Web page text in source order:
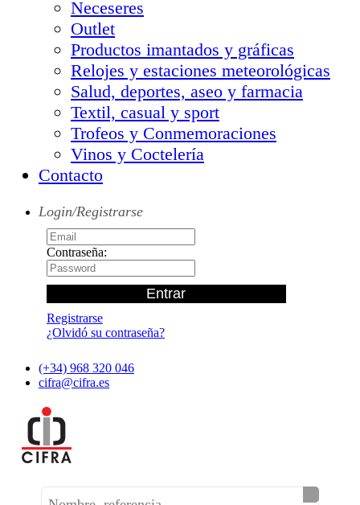
Neceseres
Outlet
Productos imantados y gráficas
Relojes y estaciones meteorológicas
Salud, deportes, aseo y farmacia
Textil, casual y sport
Trofeos y Conmemoraciones
Vinos y Coctelería
Contacto
Login/Registrarse
Contraseña:
Registrarse
¿Olvidó su contraseña?
(+34) 968 320 046
cifra@cifra.es